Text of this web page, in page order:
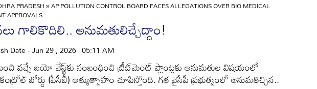
PRADESH»AP POLLUTION CONTROL BOARD FACES ALLEGATIONS OVER BIO MEDICAL
APPROVALS
గాలికొదిలి.. అనుమతులిచ్చేద్దాం!
Date - Jun 29 , 2026 | 05:11 AM
వచ్చే బయో వేస్ట్‌కు సంబంధించి ట్రీట్‌మెంట్‌ ప్లాంట్లకు అనుమతుల విషయంలో
బోర్డు (పీసీబీ) అత్యుత్సాహం చూపిస్తోంది. గత వైసీపీ ప్రభుత్వంలో అనుమతిచ్చిన..